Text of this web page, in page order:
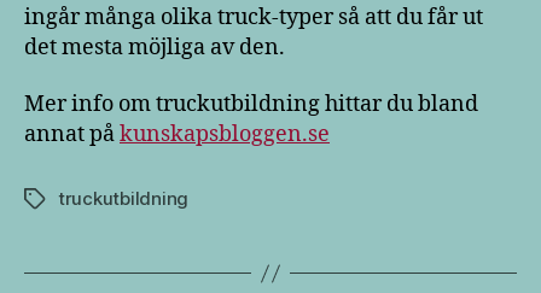
ingår många olika truck-typer så att du får ut
det mesta möjliga av den.
Mer info om truckutbildning hittar du bland
annat påkunskapsbloggen.se
Etikettertruckutbildning